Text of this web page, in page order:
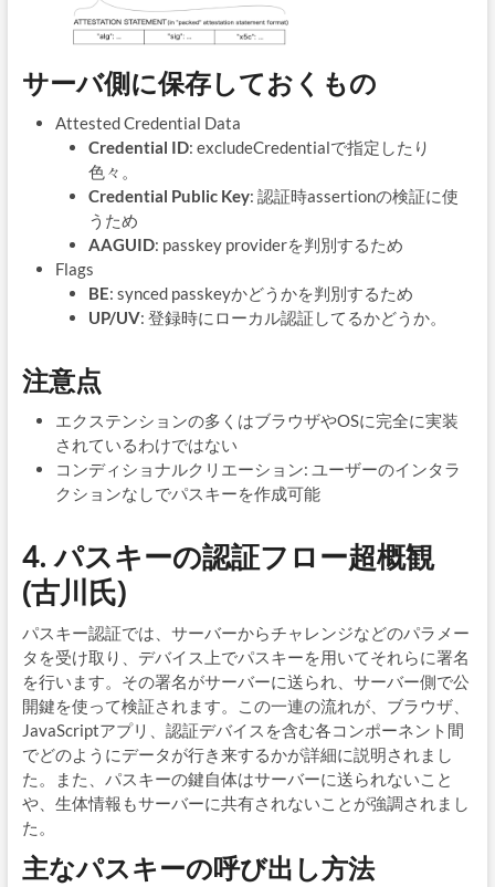
サーバ側に保存しておくもの
Attested Credential Data
Credential ID: excludeCredentialで指定したり
色々。
Credential Public Key: 認証時assertionの検証に使
うため
AAGUID: passkey providerを判別するため
Flags
BE: synced passkeyかどうかを判別するため
UP/UV: 登録時にローカル認証してるかどうか。
注意点
エクステンションの多くはブラウザやOSに完全に実装
されているわけではない
コンディショナルクリエーション: ユーザーのインタラ
クションなしでパスキーを作成可能
4. パスキーの認証フロー超概観
(古川氏)
パスキー認証では、サーバーからチャレンジなどのパラメー
タを受け取り、デバイス上でパスキーを用いてそれらに署名
を行います。その署名がサーバーに送られ、サーバー側で公
開鍵を使って検証されます。この一連の流れが、ブラウザ、
JavaScriptアプリ、認証デバイスを含む各コンポーネント間
でどのようにデータが行き来するかが詳細に説明されまし
た。また、パスキーの鍵自体はサーバーに送られないこと
や、生体情報もサーバーに共有されないことが強調されまし
た。
主なパスキーの呼び出し方法